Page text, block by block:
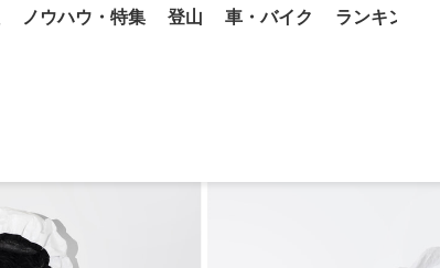
ノウハウ・特集 登山 車・バイク ランキング